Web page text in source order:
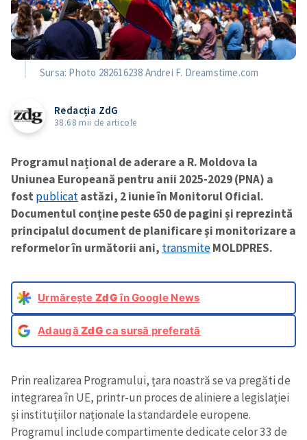
Sursa: Photo 282616238 Andrei F. Dreamstime.com
Redacția ZdG
38.68 mii de articole
Programul național de aderare a R. Moldova la
Uniunea Europeană pentru anii 2025-2029 (PNA) a
fost publicatastăzi, 2 iunie în Monitorul Oficial.
Documentul conține peste 650 de pagini și reprezintă
principalul document de planificare și monitorizare a
reformelor în următorii ani, transmiteMOLDPRES.
Urmărește ZdGîn Google News
AdaugăZdG ca sursă preferată
Prin realizarea Programului, țara noastră se va pregăti de
integrarea în UE, printr-un proces de aliniere a legislației
și instituțiilor naționale la standardele europene.
Programul include compartimente dedicate celor 33 de